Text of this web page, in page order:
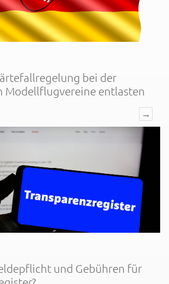
bei der
Modellflugvereine entlasten
→
und Gebühren für